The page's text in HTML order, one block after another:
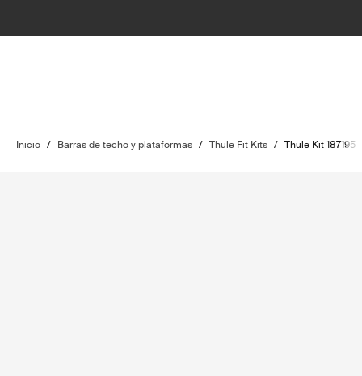
Inicio / Barras de techo y plataformas / Thule Fit Kits / Thule Kit 187195